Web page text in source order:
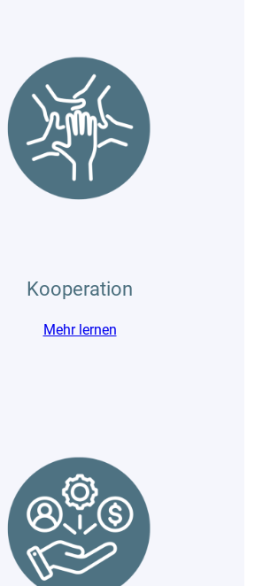
Kooperation
Mehr lernen